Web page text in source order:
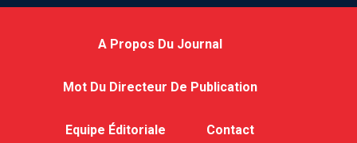
A Propos Du Journal
Mot Du Directeur De Publication
Equipe Éditoriale Contact